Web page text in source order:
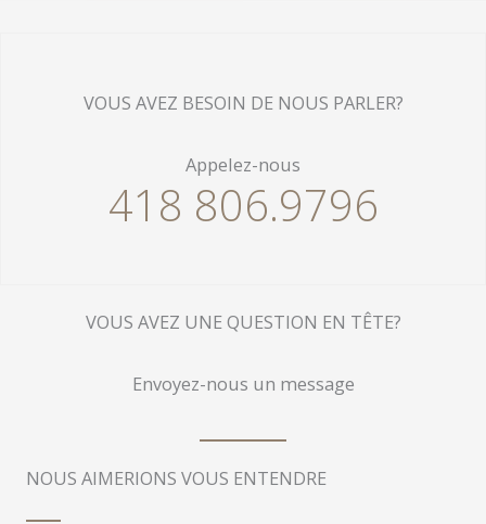
VOUS AVEZ BESOIN DE NOUS PARLER?
Appelez-nous
418 806.9796
VOUS AVEZ UNE QUESTION EN TÊTE?
Envoyez-nous un message
NOUS AIMERIONS VOUS ENTENDRE